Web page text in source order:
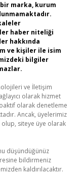
marka, kurum
haber niteliği
hakkında
ve kişiler ile isim
bilgiler
ve İletişim
olarak hizmet
olarak denetleme
Ancak, üyelerimiz
olup, siteye üye olarak
düşündüğünüz
bildirmeniz
kaldırılacaktır.